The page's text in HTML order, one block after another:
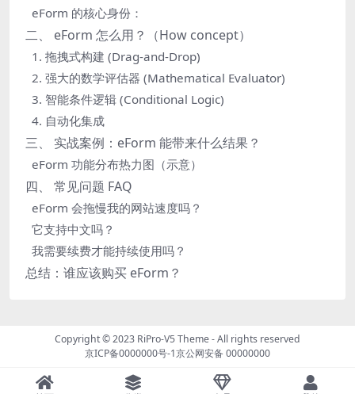
eForm 的核心身份：
二、 eForm 怎么用？（How concept）
1. 拖拽式构建 (Drag-and-Drop)
2. 强大的数学评估器 (Mathematical Evaluator)
3. 智能条件逻辑 (Conditional Logic)
4. 自动化集成
三、 实战案例：eForm 能带来什么结果？
eForm 功能分布热力图（示意）
四、 常见问题 FAQ
eForm 会拖慢我的网站速度吗？
它支持中文吗？
我需要续费才能持续使用吗？
总结：谁应该购买 eForm？
Copyright © 2023 RiPro-V5 Theme- All rights reserved
京ICP备0000000号-1京公网安备 00000000